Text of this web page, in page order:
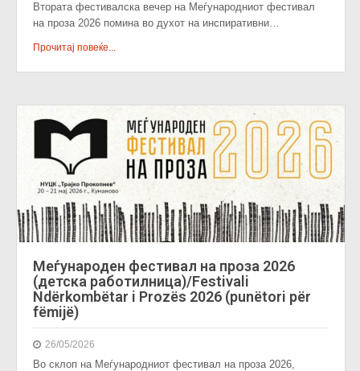
Втората фестивалска вечер на Меѓународниот фестивал
на проза 2026 помина во духот на инспиративни…
Прочитај повеќе...
Меѓународен фестивал на проза 2026
(детска работилница)/Festivali
Ndërkombëtar i Prozës 2026 (punëtori për
fëmijë)
26/05/2026
Во склоп на Меѓународниот фестивал на проза 2026,